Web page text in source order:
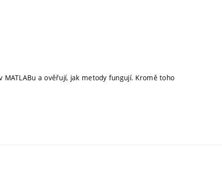
a ověřují, jak metody fungují. Kromě toho